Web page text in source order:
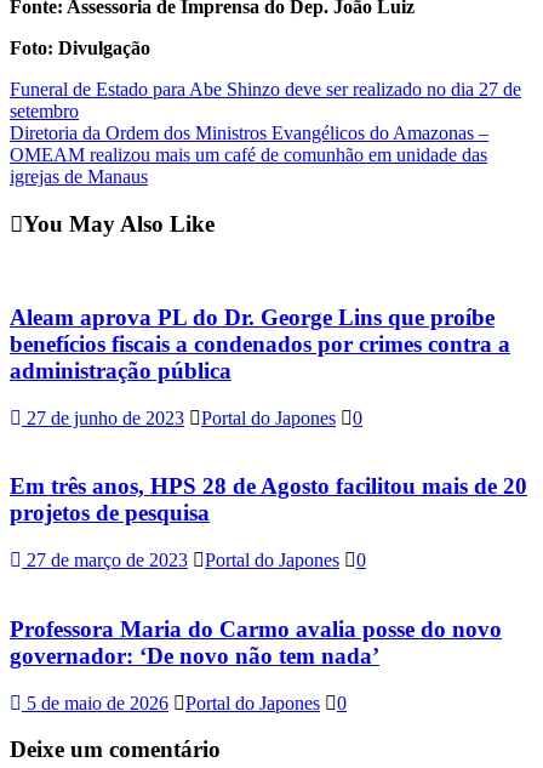
Fonte: Assessoria de Imprensa do Dep. João Luiz
Foto: Divulgação
Post
navigation
Funeral de Estado para Abe Shinzo deve ser realizado no dia 27 de
setembro
Diretoria da Ordem dos Ministros Evangélicos do Amazonas –
OMEAM realizou mais um café de comunhão em unidade das
igrejas de Manaus
You May Also Like
Aleam aprova PL do Dr. George Lins que proíbe
benefícios fiscais a condenados por crimes contra a
administração pública
27 de junho de 2023 Portal do Japones 0
Em três anos, HPS 28 de Agosto facilitou mais de 20
projetos de pesquisa
27 de março de 2023 Portal do Japones 0
Professora Maria do Carmo avalia posse do novo
governador: ‘De novo não tem nada’
5 de maio de 2026 Portal do Japones 0
Deixe um comentário